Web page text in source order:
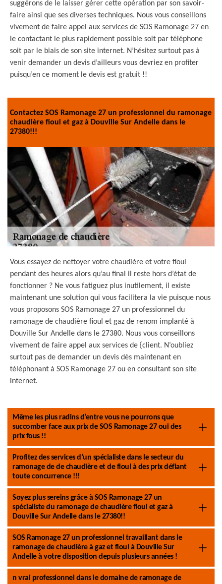
suggérons de le laisser gérer cette opération par son savoir-
faire ainsi que ses diverses techniques. Nous vous conseillons
vivement de faire appel aux services de SOS Ramonage 27 en
le contactant le plus rapidement possible soit par téléphone
soit par le biais de son site internet. N’hésitez surtout pas à
venir demander un devis d’ailleurs vous devriez en profiter
puisqu’en ce moment le devis est gratuit !!
Contactez SOS Ramonage 27 un professionnel du ramonage
chaudière fioul et gaz à Douville Sur Andelle dans le
27380!!!
Vous essayez de nettoyer votre chaudière et votre fioul
pendant des heures alors qu’au final il reste hors d’état de
fonctionner ? Ne vous fatiguez plus inutilement, il existe
maintenant une solution qui vous facilitera la vie puisque nous
vous proposons SOS Ramonage 27 un professionnel du
ramonage de chaudière fioul et gaz de renom implanté à
Douville Sur Andelle dans le 27380. Nous vous conseillons
vivement de faire appel aux services de {client. N’oubliez
surtout pas de demander un devis dès maintenant en
téléphonant à SOS Ramonage 27 ou en consultant son site
internet.
Même les plus radins d’entre vous ne pourrons que
succomber face aux prix de SOS Ramonage 27 oui des
prix fous !!
Profitez des services d’un spécialiste dans le secteur du
ramonage de de chaudière et de fioul à des prix défiant
toute concurrence !!!
Soyez plus sereins grâce à SOS Ramonage 27 un
spécialiste du ramonage de chaudière fioul et gaz à
Douville Sur Andelle dans le 27380!!
SOS Ramonage 27 un professionnel travaillant dans le
ramonage de chaudière à gaz et fioul à Douville Sur
Andelle à votre disposition depuis plusieurs années !
n vrai professionnel dans le domaine de ramonage de